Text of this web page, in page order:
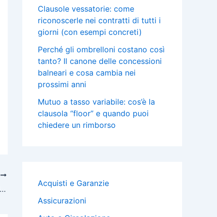
Nessun interesse senza valutazione della solvibilità
Clausole vessatorie: come
riconoscerle nei contratti di tutti i
giorni (con esempi concreti)
Perché gli ombrelloni costano così
tanto? Il canone delle concessioni
balneari e cosa cambia nei
prossimi anni
Mutuo a tasso variabile: cos’è la
clausola “floor” e quando puoi
chiedere un rimborso
Acquisti e Garanzie
Assicurazioni